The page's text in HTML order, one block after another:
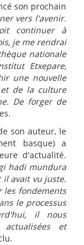
son prochain
vers l'avenir.
continuer à
je me rendrai
nationale
Etxepare,
une nouvelle
de la culture
De forger de
son auteur, le
basque) a
d'actualité.
hadi mundura
il avait vu juste.
fondements
le processus
il nous
et